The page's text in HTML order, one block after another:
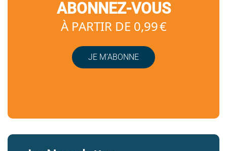
ABONNEZ-VOUS
À PARTIR DE 0,99 €
JE M’ABONNE